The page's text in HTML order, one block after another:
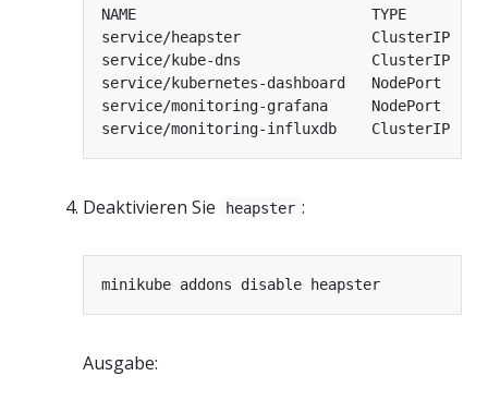
NAME                           TYPE
Deaktivieren Sie heapster :
Ausgabe: